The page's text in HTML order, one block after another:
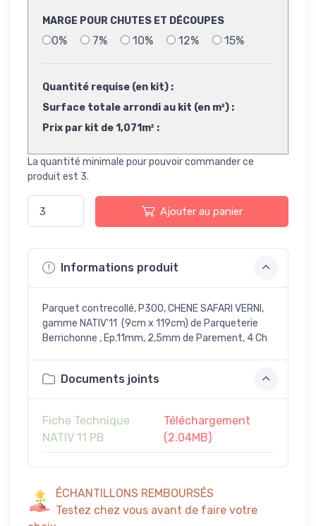
MARGE POUR CHUTES ET DÉCOUPES
0% 7% 10% 12% 15%
Quantité requise (en kit) :
Surface totale arrondi au kit (en m²) :
Prix par kit de 1,071m² :
La quantité minimale pour pouvoir commander ce
produit est 3.
Ajouter au panier
Informations produit
Parquet contrecollé, P300, CHENE SAFARI VERNI,
gamme NATIV'11 (9cm x 119cm) de Parqueterie
Berrichonne , Ep.11mm, 2,5mm de Parement, 4 Ch
Documents joints
Fiche Technique
NATIV 11 PB
Téléchargement
(2.04MB)
ÉCHANTILLONS REMBOURSÉS
Testez chez vous avant de faire votre